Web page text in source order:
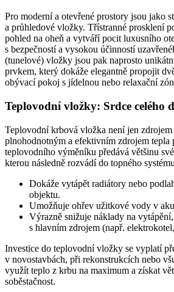
Pro moderní a otevřené prostory jsou jako
a průhledové vložky. Třístranné prosklení
pohled na oheň a vytváří pocit luxusního
s bezpečností a vysokou účinností
(tunelové) vložky jsou pak naprosto
prvkem, který dokáže elegantně propojit
obývací pokoj s jídelnou nebo relaxační
Teplovodní vložky: Srdce celého
Teplovodní krbová vložka není jen zdrojem
plnohodnotným a efektivním zdrojem tepla
teplovodního výměníku předává většinu
kterou následně rozvádí do topného
Dokáže vytápět radiátory nebo
objektu.
Umožňuje ohřev užitkové vody v
Výrazně snižuje náklady na
s hlavním zdrojem (např.
Investice do teplovodní vložky se vyplatí
v novostavbách, při rekonstrukcích nebo
využít teplo z krbu na maximum a získat
soběstačnost.